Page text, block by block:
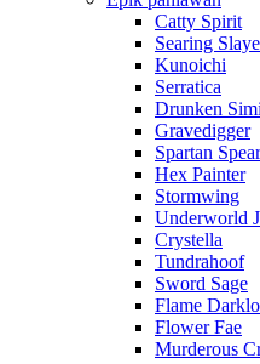
Catty Spirit
Searing
Kunoichi
Serratica
Drunken
Gravedigger
Spartan
Hex Painter
Stormwing
Underworld
Crystella
Tundrahoof
Sword Sage
Flame
Flower Fae
Murderous